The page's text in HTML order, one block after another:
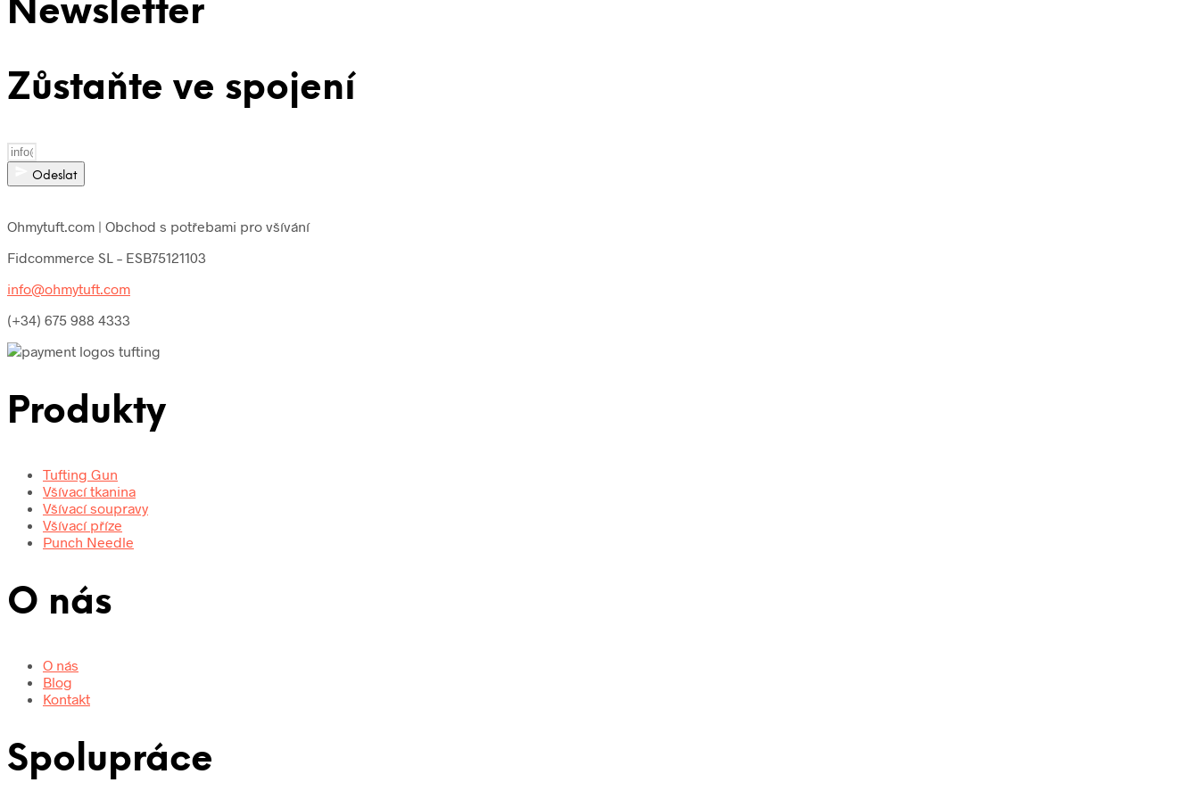
Newsletter
Zůstaňte ve spojení
Odeslat
Ohmytuft.com | Obchod s potřebami pro všívání
Fidcommerce SL – ESB75121103
info@ohmytuft.com
(+34) 675 988 4333
Produkty
Tufting Gun
Všívací tkanina
Všívací soupravy
Všívací příze
Punch Needle
O nás
O nás
Blog
Kontakt
Spolupráce